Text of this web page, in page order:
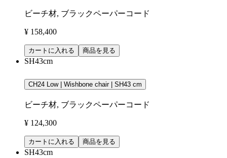
ビーチ材, ブラックペーパーコード
¥ 158,400
カートに入れる 商品を見る
SH43cm
CH24 Low | Wishbone chair | SH43 cm
ビーチ材, ブラックペーパーコード
¥ 124,300
カートに入れる 商品を見る
SH43cm